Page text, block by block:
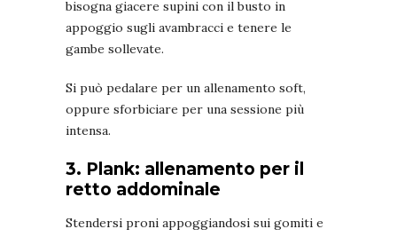
bisogna giacere supini con il busto in
appoggio sugli avambracci e tenere le
gambe sollevate.
Si può pedalare per un allenamento soft,
oppure sforbiciare per una sessione più
intensa.
3. Plank: allenamento per il
retto addominale
Stendersi proni appoggiandosi sui gomiti e